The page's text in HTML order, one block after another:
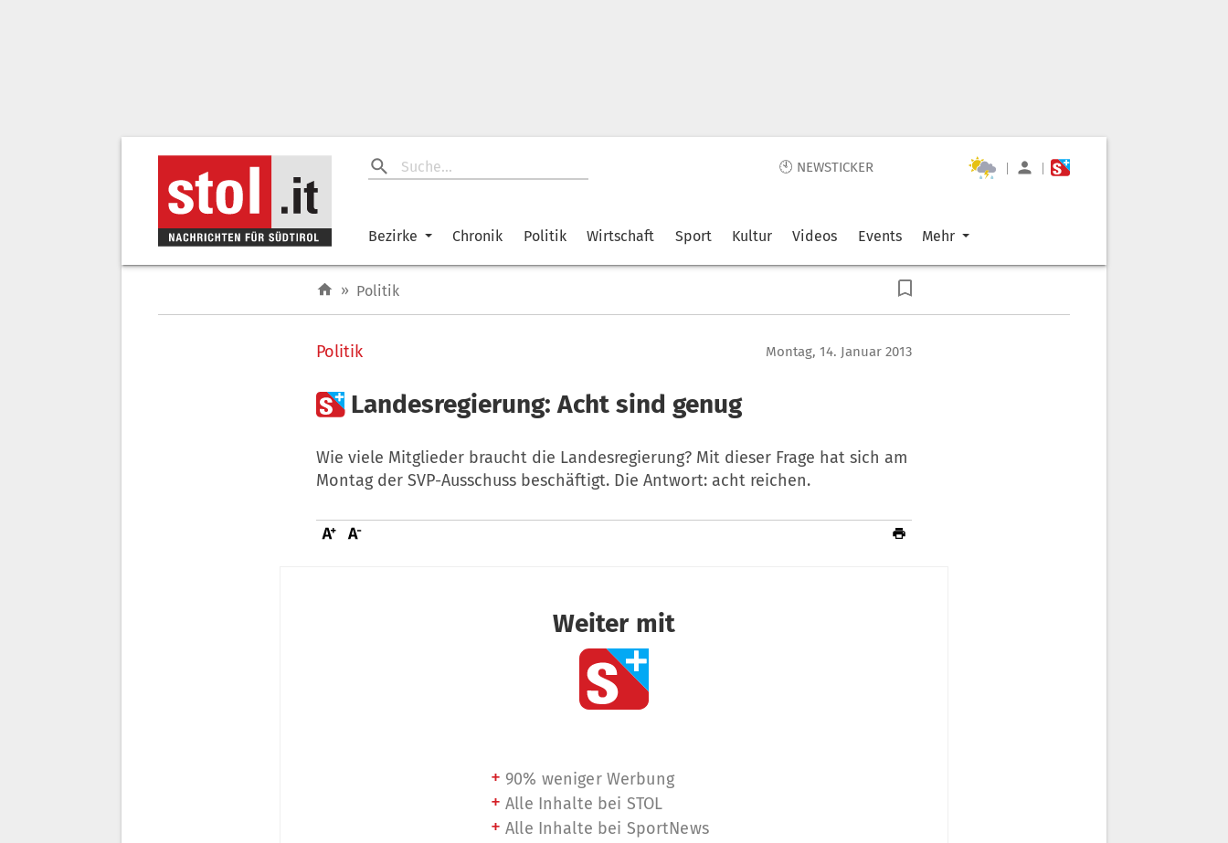
🕙 NEWSTICKER | |
Bezirke Chronik Politik Wirtschaft Sport Kultur Videos Events Mehr
» Politik
Politik Montag, 14. Januar 2013
 Landesregierung: Acht sind genug
Wie viele Mitglieder braucht die Landesregierung? Mit dieser Frage hat sich am
Montag der SVP-Ausschuss beschäftigt. Die Antwort: acht reichen.